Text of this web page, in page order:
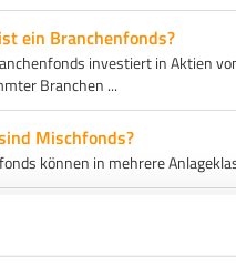
ein Branchenfonds?
investiert in Aktien
Branchen ...
Mischfonds?
können in mehrere
(Abkürzung für Deutscher